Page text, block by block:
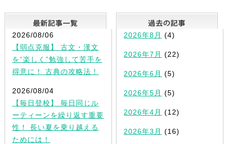
最新記事一覧
2026/08/06
【弱点克服】 古文・漢文
を“楽しく”勉強して苦手を
得意に！ 古典の攻略法！
2026/08/04
【毎日登校】 毎日同じル
ーティーンを繰り返す重要
性！ 長い夏を乗り越える
ためには！
2026年8月 (4)
2026年7月 (22)
2026年6月 (5)
2026年5月 (5)
2026年4月 (12)
2026年3月 (16)